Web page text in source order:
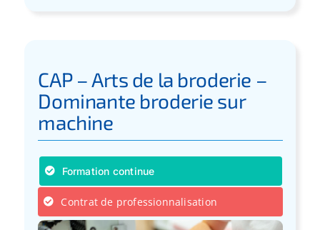
CAP – Arts de la broderie –
Dominante broderie sur
machine
Formation continue
Contrat de professionnalisation